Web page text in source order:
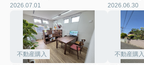
2026.07.01 2026.06.30
不動産購入 不動産購入